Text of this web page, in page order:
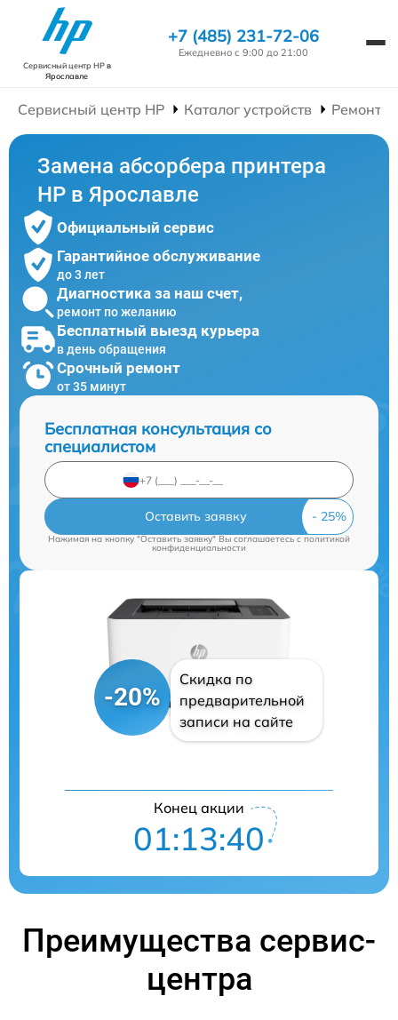
Сервисный центр HPв
Ярославле
+7 (485) 231-72-06
Ежедневно с 9:00 до 21:00
Сервисный центр HP Каталог устройств Ремонт
Замена абсорбера принтера
HP в Ярославле
Официальный сервис
Гарантийное обслуживание
до 3 лет
Диагностика за наш счет,
ремонт по желанию
Бесплатный выезд курьера
в день обращения
Срочный ремонт
от 35 минут
Бесплатная консультация со
специалистом
Оставить заявку
Нажимая на кнопку "Оставить заявку" Вы соглашаетесь cполитикой
конфиденциальности
-20%
Скидка по
предварительной
записи на сайте
Конец акции
01:13:39
Преимущества сервис-
центра